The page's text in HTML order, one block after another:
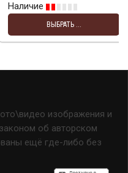
Наличие
ВЫБРАТЬ ...
изображения и
об авторском
ещё где-либо без